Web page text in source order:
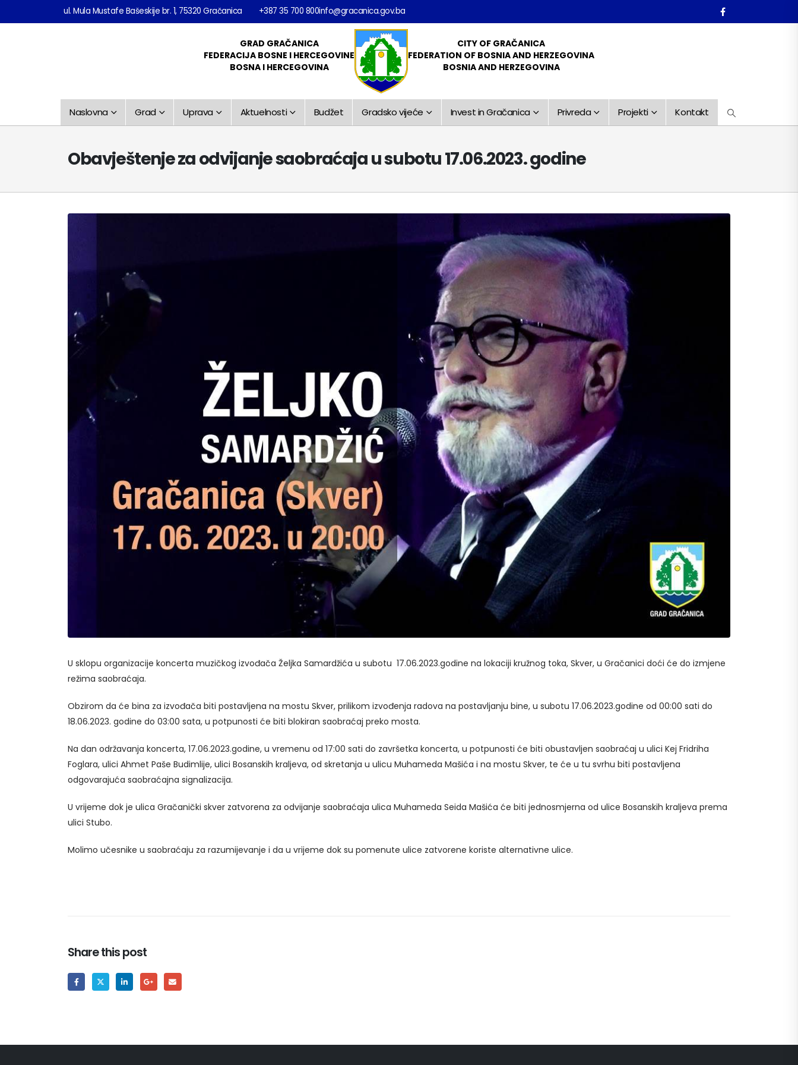
ul. Mula Mustafe Bašeskije br. 1, 75320 Gračanica +387 35 700 800info@gracanica.gov.ba
GRAD GRAČANICA
FEDERACIJA BOSNE I HERCEGOVINE
BOSNA I HERCEGOVINA
CITY OF GRAČANICA
FEDERATION OF BOSNIA AND HERZEGOVINA
BOSNIA AND HERZEGOVINA
Naslovna Grad Uprava Aktuelnosti Budžet Gradsko vijeće Invest in Gračanica Privreda Projekti Kontakt
Obavještenje za odvijanje saobraćaja u subotu 17.06.2023. godine
U sklopu organizacije koncerta muzičkog izvođača Željka Samardžića u subotu 17.06.2023.godine na lokaciji kružnog toka, Skver, u Gračanici doći će do izmjene
režima saobraćaja.
Obzirom da će bina za izvođača biti postavljena na mostu Skver, prilikom izvođenja radova na postavljanju bine, u subotu 17.06.2023.godine od 00:00 sati do
18.06.2023. godine do 03:00 sata, u potpunosti će biti blokiran saobraćaj preko mosta.
Na dan održavanja koncerta, 17.06.2023.godine, u vremenu od 17:00 sati do završetka koncerta, u potpunosti će biti obustavljen saobraćaj u ulici Kej Fridriha
Foglara, ulici Ahmet Paše Budimlije, ulici Bosanskih kraljeva, od skretanja u ulicu Muhameda Mašića i na mostu Skver, te će u tu svrhu biti postavljena
odgovarajuća saobraćajna signalizacija.
U vrijeme dok je ulica Gračanički skver zatvorena za odvijanje saobraćaja ulica Muhameda Seida Mašića će biti jednosmjerna od ulice Bosanskih kraljeva prema
ulici Stubo.
Molimo učesnike u saobraćaju za razumijevanje i da u vrijeme dok su pomenute ulice zatvorene koriste alternativne ulice.
Share this post